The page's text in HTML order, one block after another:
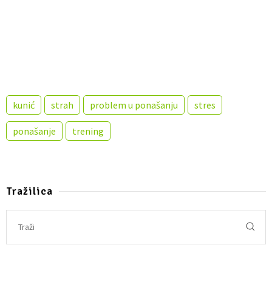
kunić strah problem u ponašanju stres
ponašanje trening
Tražilica